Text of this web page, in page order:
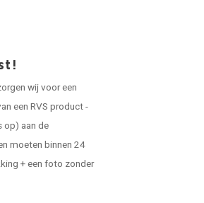
wij voor een
een RVS product -
op) aan de
moeten binnen 24
+ een foto zonder